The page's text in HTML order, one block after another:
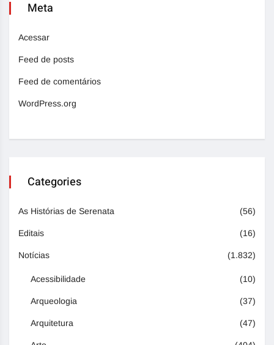
Meta
Acessar
Feed de posts
Feed de comentários
WordPress.org
Categories
As Histórias de Serenata (56)
Editais (16)
Notícias (1.832)
Acessibilidade (10)
Arqueologia (37)
Arquitetura (47)